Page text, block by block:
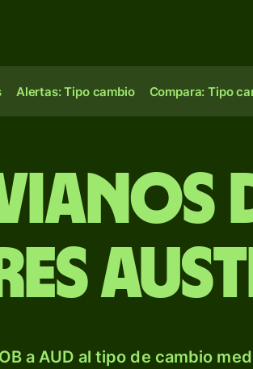
Alertas: Tipo cambio Compara: Tipo
a AUD al tipo de cambio